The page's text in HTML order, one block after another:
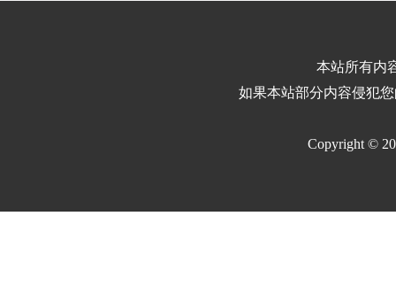
本站所有内
如果本站部分内容侵犯
Copyright ©